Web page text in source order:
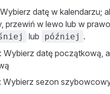
datę w kalendarzu;
przewiń w lewo lub w
lub później .
Wybierz datę początkową,
Wybierz sezon